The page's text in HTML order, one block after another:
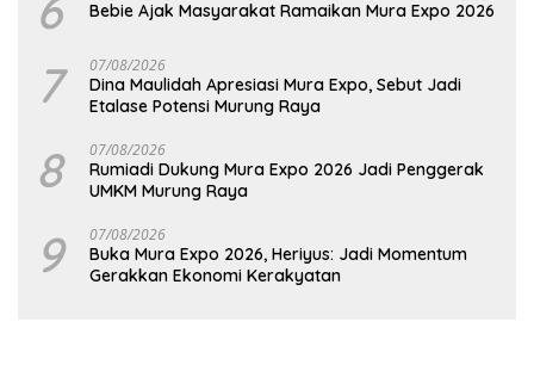
Bebie Ajak Masyarakat Ramaikan Mura Expo 2026
7 07/08/2026
Dina Maulidah Apresiasi Mura Expo, Sebut Jadi
Etalase Potensi Murung Raya
8 07/08/2026
Rumiadi Dukung Mura Expo 2026 Jadi Penggerak
UMKM Murung Raya
9 07/08/2026
Buka Mura Expo 2026, Heriyus: Jadi Momentum
Gerakkan Ekonomi Kerakyatan